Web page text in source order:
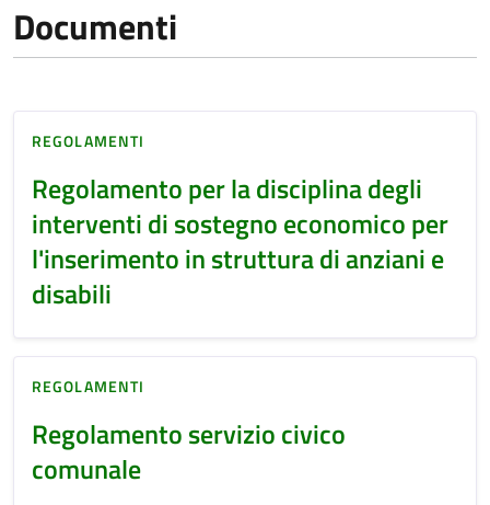
Documenti
REGOLAMENTI
Regolamento per la disciplina degli
interventi di sostegno economico per
l'inserimento in struttura di anziani e
disabili
REGOLAMENTI
Regolamento servizio civico
comunale